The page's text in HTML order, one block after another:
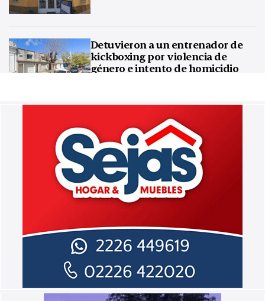
Detuvieron a un entrenador de
kickboxing por violencia de
género e intento de homicidio